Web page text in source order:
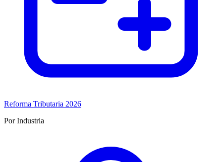
Reforma Tributaria 2026
Por Industria